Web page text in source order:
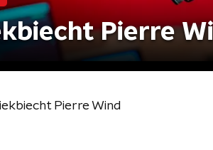
Pierre
Pierre Wind